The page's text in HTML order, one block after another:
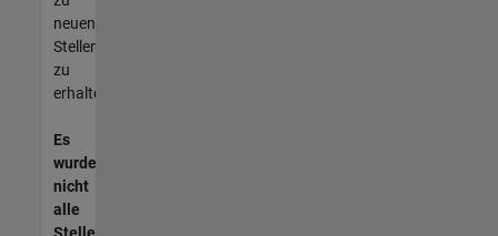
neuen
Stellenangeboten
zu
erhalten.
Es
wurden
nicht
alle